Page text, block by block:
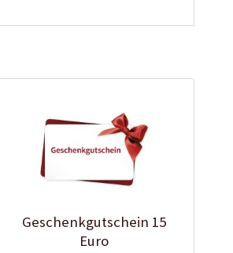
Geschenkgutschein 15
Euro